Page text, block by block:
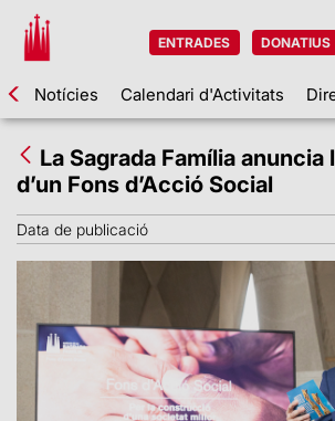
ENTRADES DONATIUS
Notícies Calendari d'Activitats
La Sagrada Família anuncia
d’un Fons d’Acció Social
Data de publicació